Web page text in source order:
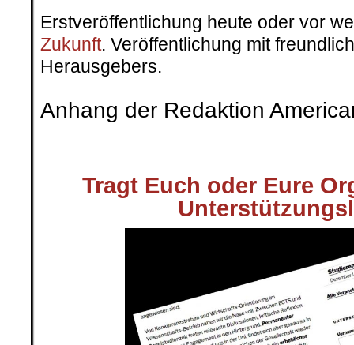
Erstveröffentlichung heute oder vor
Zukunft. Veröffentlichung mit
Herausgebers.
Anhang der Redaktion
Tragt Euch oder Eure